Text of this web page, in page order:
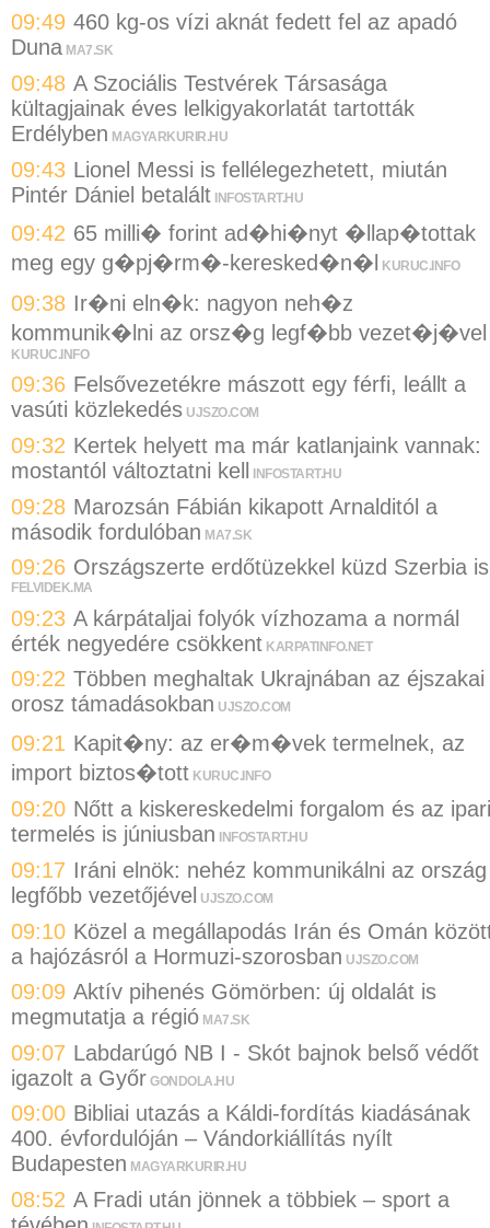
09:49 460 kg-os vízi aknát fedett fel az apadó
Duna MA7.SK
09:48 A Szociális Testvérek Társasága
kültagjainak éves lelkigyakorlatát tartották
Erdélyben MAGYARKURIR.HU
09:43 Lionel Messi is fellélegezhetett, miután
Pintér Dániel betalált INFOSTART.HU
09:42 65 milli� forint ad�hi�nyt �llap�tottak
meg egy g�pj�rm�-keresked�n�l
KURUC.INFO
09:38 Ir�ni eln�k: nagyon neh�z
kommunik�lni az orsz�g legf�bb vezet�j�vel
KURUC.INFO
09:36 Felsővezetékre mászott egy férfi, leállt a
vasúti közlekedés UJSZO.COM
09:32 Kertek helyett ma már katlanjaink vannak:
mostantól változtatni kell
INFOSTART.HU
09:28 Marozsán Fábián kikapott Arnalditól a
második fordulóban MA7.SK
09:26 Országszerte erdőtüzekkel küzd Szerbia is
FELVIDEK.MA
09:23 A kárpátaljai folyók vízhozama a normál
érték negyedére csökkent KARPATINFO.NET
09:22 Többen meghaltak Ukrajnában az éjszakai
orosz támadásokban UJSZO.COM
09:21 Kapit�ny: az er�m�vek termelnek, az
import biztos�tott KURUC.INFO
09:20 Nőtt a kiskereskedelmi forgalom és az ipari
termelés is júniusban
INFOSTART.HU
09:17 Iráni elnök: nehéz kommunikálni az ország
legfőbb vezetőjével UJSZO.COM
09:10 Közel a megállapodás Irán és Omán
a hajózásról a Hormuzi-szorosban UJSZO.COM
09:09 Aktív pihenés Gömörben: új oldalát is
megmutatja a régió MA7.SK
09:07 Labdarúgó NB I - Skót bajnok belső védőt
igazolt a Győr GONDOLA.HU
09:00 Bibliai utazás a Káldi-fordítás kiadásának
400. évfordulóján – Vándorkiállítás nyílt
Budapesten MAGYARKURIR.HU
08:52 A Fradi után jönnek a többiek – sport a